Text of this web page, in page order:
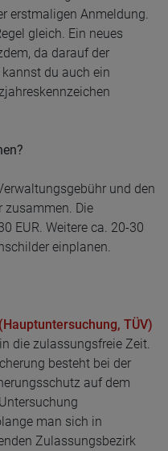
erstmaligen Anmeldung.
gleich. Ein neues
da darauf der
du auch ein
und den
zusammen. Die
EUR. Weitere ca. 20-30
einplanen.
TÜV)
in die zulassungsfreie Zeit.
besteht bei der
auf dem
man sich in
Zulassungsbezirk